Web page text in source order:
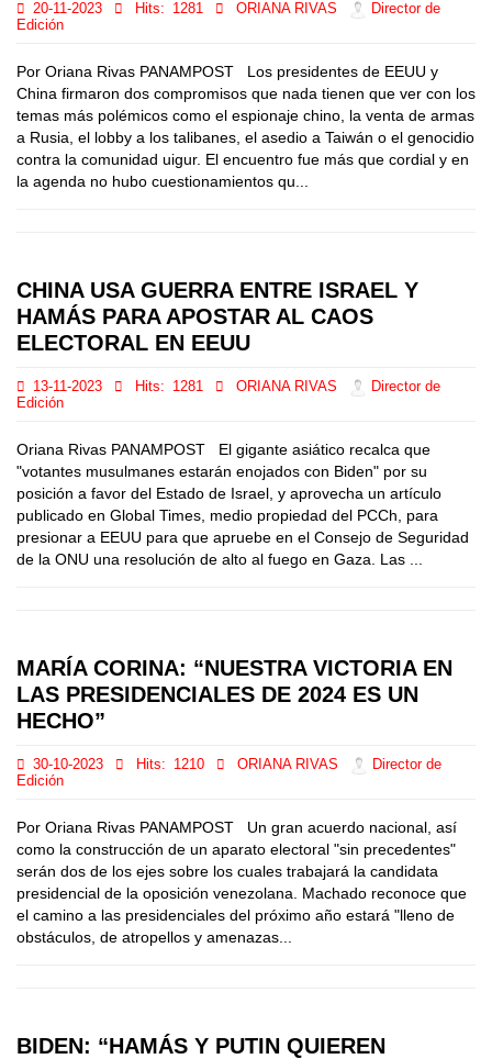
20-11-2023 Hits: 1281 ORIANA RIVAS
Director de
Edición
Por Oriana Rivas PANAMPOST Los presidentes de EEUU y
China firmaron dos compromisos que nada tienen que ver con los
temas más polémicos como el espionaje chino, la venta de armas
a Rusia, el lobby a los talibanes, el asedio a Taiwán o el genocidio
contra la comunidad uigur. El encuentro fue más que cordial y en
la agenda no hubo cuestionamientos qu...
CHINA USA GUERRA ENTRE ISRAEL Y
HAMÁS PARA APOSTAR AL CAOS
ELECTORAL EN EEUU
13-11-2023 Hits: 1281 ORIANA RIVAS
Director de
Edición
Oriana Rivas PANAMPOST El gigante asiático recalca que
"votantes musulmanes estarán enojados con Biden" por su
posición a favor del Estado de Israel, y aprovecha un artículo
publicado en Global Times, medio propiedad del PCCh, para
presionar a EEUU para que apruebe en el Consejo de Seguridad
de la ONU una resolución de alto al fuego en Gaza. Las ...
MARÍA CORINA: “NUESTRA VICTORIA EN
LAS PRESIDENCIALES DE 2024 ES UN
HECHO”
30-10-2023 Hits: 1210 ORIANA RIVAS
Director de
Edición
Por Oriana Rivas PANAMPOST Un gran acuerdo nacional, así
como la construcción de un aparato electoral "sin precedentes"
serán dos de los ejes sobre los cuales trabajará la candidata
presidencial de la oposición venezolana. Machado reconoce que
el camino a las presidenciales del próximo año estará "lleno de
obstáculos, de atropellos y amenazas...
BIDEN: “HAMÁS Y PUTIN QUIEREN